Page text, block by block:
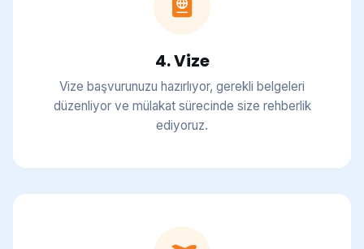
4. Vize
Vize başvurunuzu hazırlıyor, gerekli belgeleri
düzenliyor ve mülakat sürecinde size rehberlik
ediyoruz.